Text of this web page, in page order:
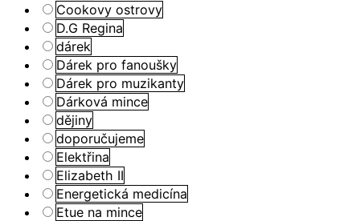
Cookovy ostrovy
D.G Regina
dárek
Dárek pro fanoušky
Dárek pro muzikanty
Dárková mince
dějiny
doporučujeme
Elektřina
Elizabeth II
Energetická medicína
Etue na mince